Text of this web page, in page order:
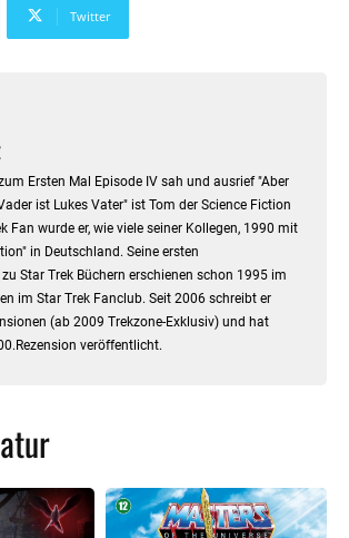
Twitter
Ersten Mal Episode IV sah und ausrief "Aber
ist Lukes Vater" ist Tom der Science Fiction
Fan wurde er, wie viele seiner Kollegen, 1990 mit
in Deutschland. Seine ersten
Star Trek Büchern erschienen schon 1995 im
im Star Trek Fanclub. Seit 2006 schreibt er
(ab 2009 Trekzone-Exklusiv) und hat
veröffentlicht.